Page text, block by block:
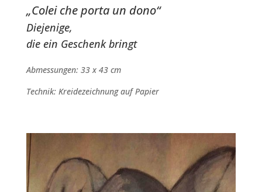
„Colei che porta un dono“
Diejenige,
die ein Geschenk bringt
Abmessungen: 33 x 43 cm
Technik: Kreidezeichnung auf Papier